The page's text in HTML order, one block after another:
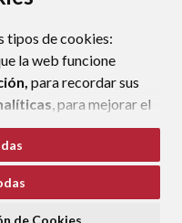
tipos de cookies:
la web funcione
para recordar sus
, para mejorar el
todas”
pulsa el botón
de Cookies